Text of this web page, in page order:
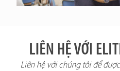
LIÊN HỆ VỚI
Liên hệ với chúng tôi để